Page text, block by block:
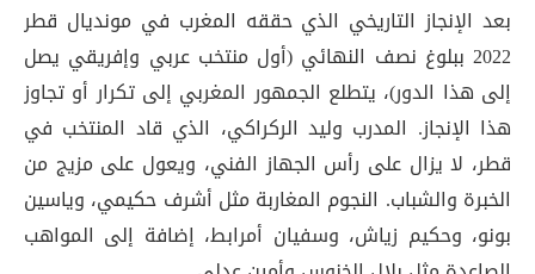
بعد الإنجاز التاريخي الذي حققه المغرب في مونديال قطر
2022 ببلوغ نصف النهائي (أول منتخب عربي وإفريقي يصل
إلى هذا الدور)، يتطلع الجمهور المغربي إلى تكرار أو تجاوز
هذا الإنجاز. المدرب وليد الركراكي، الذي قاد المنتخب في
قطر، لا يزال على رأس الجهاز الفني، ويعول على مزيج من
الخبرة والشباب. النجوم المغاربة مثل أشرف حكيمي، وياسين
بونو، وحكيم زياش، وسفيان أمرابط، إضافة إلى المواهب